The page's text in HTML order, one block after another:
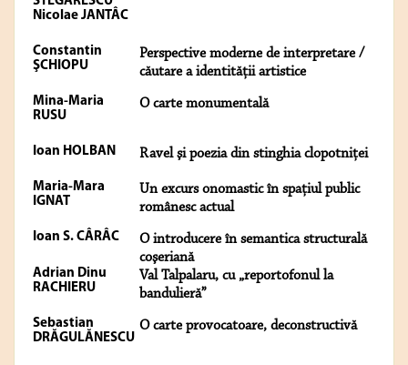
Nicolae JANTÂC
Constantin
ŞCHIOPU
Perspective moderne de interpretare /
căutare a identității artistice
Mina-Maria
RUSU
O carte monumentală
Ioan HOLBAN Ravel şi poezia din stinghia clopotniţei
Maria-Mara
IGNAT
Un excurs onomastic în spațiul public
românesc actual
Ioan S. CÂRÂC
O introducere în semantica structurală
coşeriană
Adrian Dinu
RACHIERU
Val Talpalaru, cu „reportofonul la
bandulieră”
Sebastian
DRĂGULĂNESCU
O carte provocatoare, deconstructivă